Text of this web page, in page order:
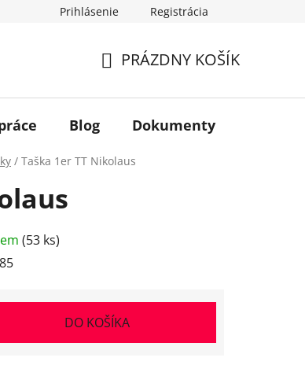
Prihlásenie Registrácia
KOŠÍK
PRÁZDNY KOŠÍK
Blog Dokumenty
/ Taška 1er TT Nikolaus
(53 ks)
DO KOŠÍKA